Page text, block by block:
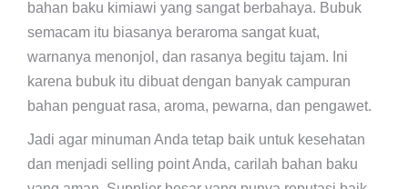
bahan baku kimiawi yang sangat berbahaya. Bubuk
semacam itu biasanya beraroma sangat kuat,
warnanya menonjol, dan rasanya begitu tajam. Ini
karena bubuk itu dibuat dengan banyak campuran
bahan penguat rasa, aroma, pewarna, dan pengawet.
Jadi agar minuman Anda tetap baik untuk kesehatan
dan menjadi selling point Anda, carilah bahan baku